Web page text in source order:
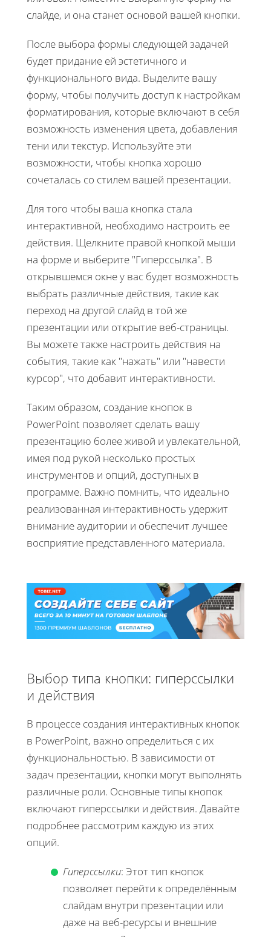
слайде, и она станет основой вашей кнопки.
После выбора формы следующей задачей
будет придание ей эстетичного и
функционального вида. Выделите вашу
форму, чтобы получить доступ к настройкам
форматирования, которые включают в себя
возможность изменения цвета, добавления
тени или текстур. Используйте эти
возможности, чтобы кнопка хорошо
сочеталась со стилем вашей презентации.
Для того чтобы ваша кнопка стала
интерактивной, необходимо настроить ее
действия. Щелкните правой кнопкой мыши
на форме и выберите "Гиперссылка". В
открывшемся окне у вас будет возможность
выбрать различные действия, такие как
переход на другой слайд в той же
презентации или открытие веб-страницы.
Вы можете также настроить действия на
события, такие как "нажать" или "навести
курсор", что добавит интерактивности.
Таким образом, создание кнопок в
PowerPoint позволяет сделать вашу
презентацию более живой и увлекательной,
имея под рукой несколько простых
инструментов и опций, доступных в
программе. Важно помнить, что идеально
реализованная интерактивность удержит
внимание аудитории и обеспечит лучшее
восприятие представленного материала.
Выбор типа кнопки: гиперссылки
и действия
В процессе создания интерактивных кнопок
в PowerPoint, важно определиться с их
функциональностью. В зависимости от
задач презентации, кнопки могут выполнять
различные роли. Основные типы кнопок
включают гиперссылки и действия. Давайте
подробнее рассмотрим каждую из этих
опций.
Гиперссылки: Этот тип кнопок
позволяет перейти к определённым
слайдам внутри презентации или
даже на веб-ресурсы и внешние